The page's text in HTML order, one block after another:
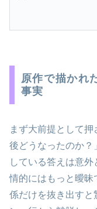
原作で描かれ
事実
まず大前提として
後どうなったのか？
している答えは意外
情的にはもっと曖昧
係だけを抜き出すと